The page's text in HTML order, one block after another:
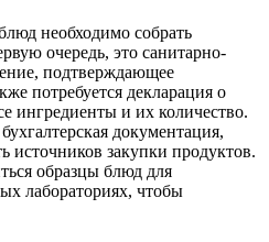
необходимо собрать
очередь, это санитарно-
подтверждающее
потребуется декларация о
ингредиенты и их количество.
документация,
источников закупки продуктов.
образцы блюд для
лабораториях, чтобы